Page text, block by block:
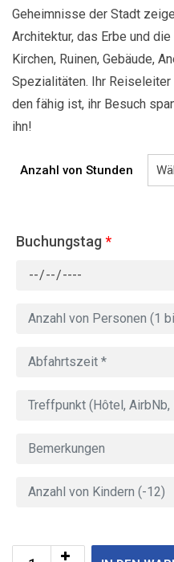
Geheimnisse der Stadt
Architektur, das Erbe und
Kirchen, Ruinen, Gebäude,
Spezialitäten. Ihr
den fähig ist, ihr Besuch
ihn!
Anzahl von Stunden
Buchungstag*